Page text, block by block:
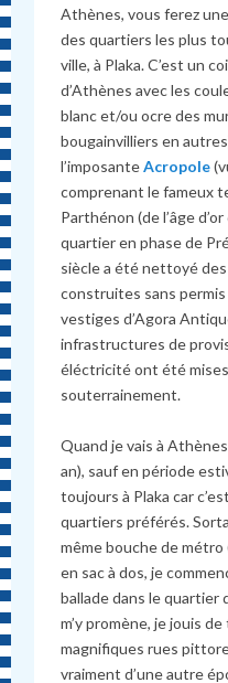
Athènes, vous ferez
des quartiers les plus
ville, à Plaka. C’est un
d’Athènes avec les
blanc et/ou ocre des
bougainvilliers en
l’imposanteAcropole
comprenant le fameux
Parthénon (de l’âge
quartier en phase de
siècle a été nettoyé des
construites sans
vestiges d’Agora
infrastructures de
éléctricité ont été
souterrainement.
Quand je vais à
an), sauf en période
toujours à Plaka car
quartiers préférés.
même bouche de métro
en sac à dos, je
ballade dans le quartier
m’y promène, je jouis
magnifiques rues
vraiment d’une autre